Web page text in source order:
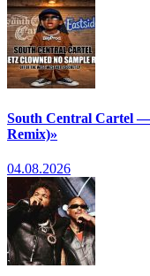
South Central Cartel —
Remix)»
04.08.2026